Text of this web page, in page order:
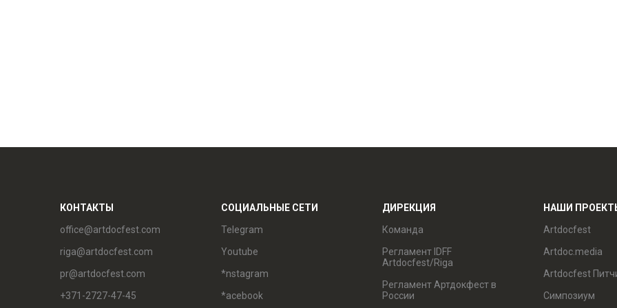
КОНТАКТЫ
office@artdocfest.com
riga@artdocfest.com
pr@artdocfest.com
+371-2727-47-45
СОЦИАЛЬНЫЕ СЕТИ
Telegram
Youtube
*nstagram
*acebook
ДИРЕКЦИЯ
Команда
Регламент IDFF
Artdocfest/Riga
Регламент Артдокфест в
России
НАШИ
Artdocfest
Artdoc.media
Artdocfest
Симпозиум